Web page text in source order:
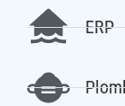
ERP